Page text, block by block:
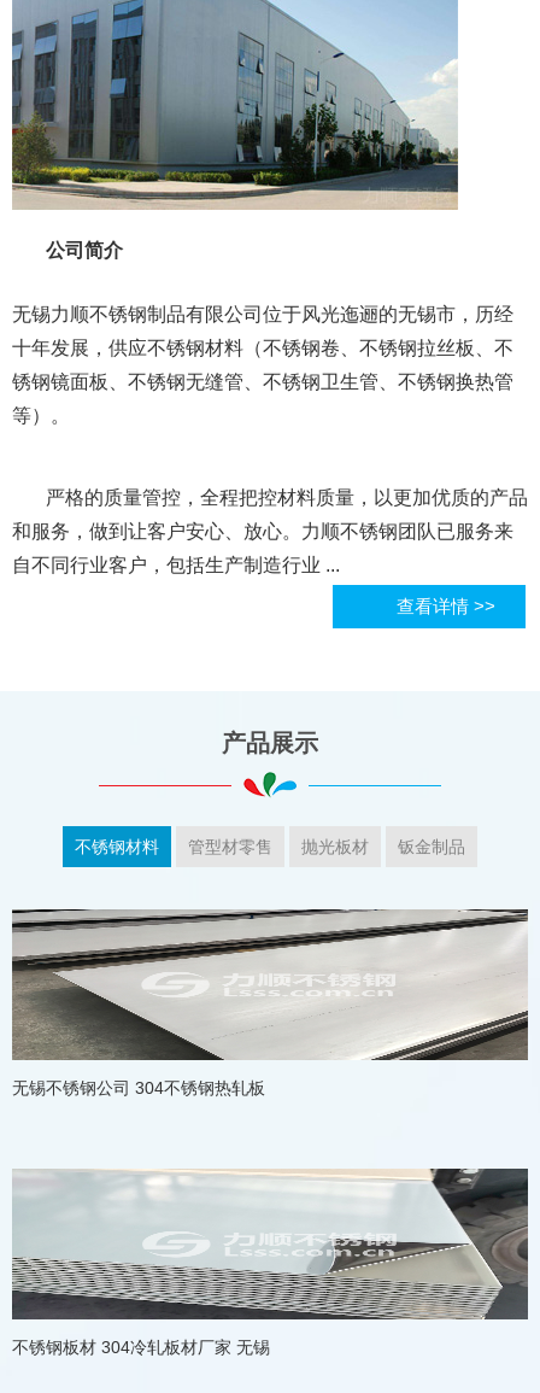
公司简介
无锡力顺不锈钢制品有限公司位于风光迤逦的无锡市，历经
十年发展，供应不锈钢材料（不锈钢卷、不锈钢拉丝板、不
锈钢镜面板、不锈钢无缝管、不锈钢卫生管、不锈钢换热管
等）。
严格的质量管控，全程把控材料质量，以更加优质的产品
和服务，做到让客户安心、放心。力顺不锈钢团队已服务来
自不同行业客户，包括生产制造行业 ...
查看详情 >>
产品展示
不锈钢材料 管型材零售 抛光板材 钣金制品
无锡不锈钢公司 304不锈钢热轧板
不锈钢板材 304冷轧板材厂家 无锡